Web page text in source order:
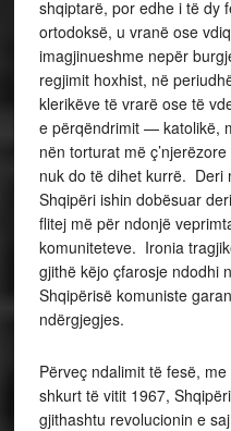
shqiptarë, por edhe i të dy
ortodoksë, u vranë ose
imagjinueshme nepër
regjimit hoxhist, në
klerikëve të vrarë ose të
e përqëndrimit — katolikë,
nën torturat më
nuk do të dihet kurrë. Deri
Shqipëri ishin dobësuar
flitej më për ndonjë
komuniteteve. Ironia
gjithë këjo çfarosje ndodhi
Shqipërisë komuniste
ndërgjegjes.
Përveç ndalimit të fesë,
shkurt të vitit 1967,
gjithashtu revolucionin e